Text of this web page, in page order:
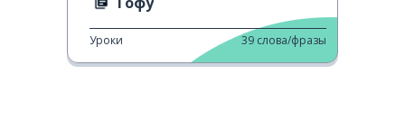
Уроки 39 слова/фразы